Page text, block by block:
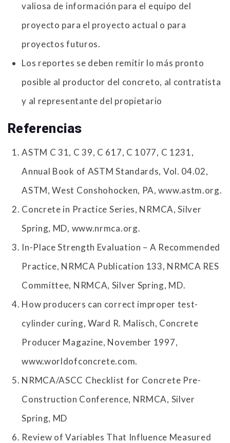
valiosa de información para el equipo del
proyecto para el proyecto ac­tual o para
proyectos futuros.
Los reportes se deben remitir lo más pronto
posible al productor del concreto, al contratista
y al representante del propietario
Referencias
ASTM C 31, C 39, C 617, C 1077, C 1231,
Annual Book of ASTM Standards, Vol. 04.02,
ASTM, West Conshohocken, PA, www.astm.org.
Concrete in Practice Series, NRMCA, Silver
Spring, MD, www.nrmca.org.
In-Place Strength Evaluation – A Recommended
Practice, NRMCA Publication 133, NRMCA RES
Committee, NRMCA, Silver Spring, MD.
How producers can correct improper test-
cylinder curing, Ward R. Malisch, Concrete
Producer Magazine, November 1997,
www.worldofconcrete.com.
NRMCA/ASCC Checklist for Concrete Pre-
Construction Conference, NRMCA, Silver
Spring, MD
Review of Variables That Influence Measured